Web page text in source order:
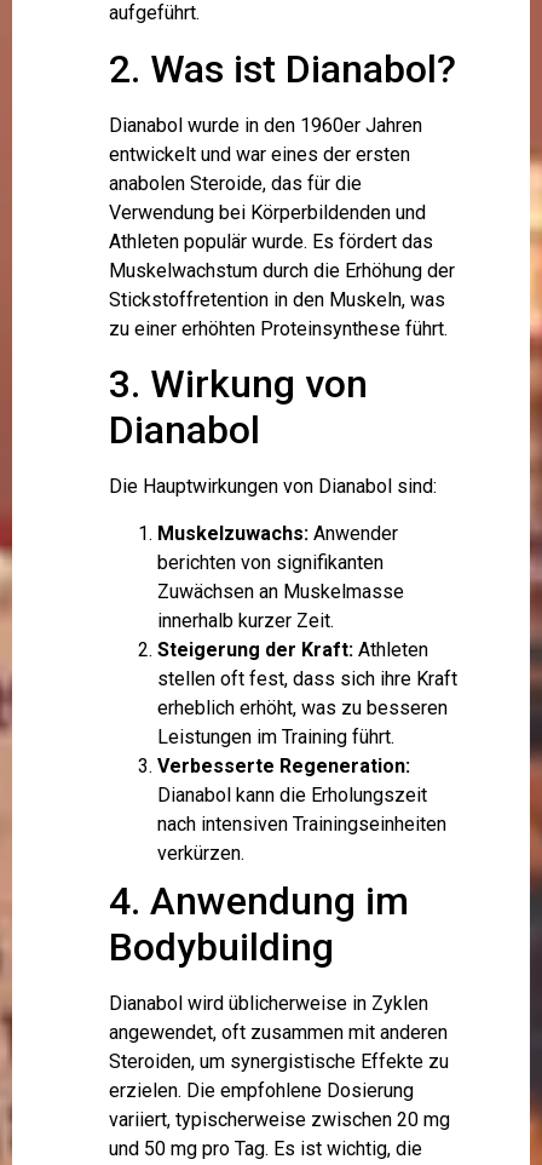
aufgeführt.
2. Was ist Dianabol?
Dianabol wurde in den 1960er Jahren
entwickelt und war eines der ersten
anabolen Steroide, das für die
Verwendung bei Körperbildenden und
Athleten populär wurde. Es fördert das
Muskelwachstum durch die Erhöhung der
Stickstoffretention in den Muskeln, was
zu einer erhöhten Proteinsynthese führt.
3. Wirkung von
Dianabol
Die Hauptwirkungen von Dianabol sind:
Muskelzuwachs: Anwender
berichten von signifikanten
Zuwächsen an Muskelmasse
innerhalb kurzer Zeit.
Steigerung der Kraft: Athleten
stellen oft fest, dass sich ihre Kraft
erheblich erhöht, was zu besseren
Leistungen im Training führt.
Verbesserte Regeneration:
Dianabol kann die Erholungszeit
nach intensiven Trainingseinheiten
verkürzen.
4. Anwendung im
Bodybuilding
Dianabol wird üblicherweise in Zyklen
angewendet, oft zusammen mit anderen
Steroiden, um synergistische Effekte zu
erzielen. Die empfohlene Dosierung
variiert, typischerweise zwischen 20 mg
und 50 mg pro Tag. Es ist wichtig, die